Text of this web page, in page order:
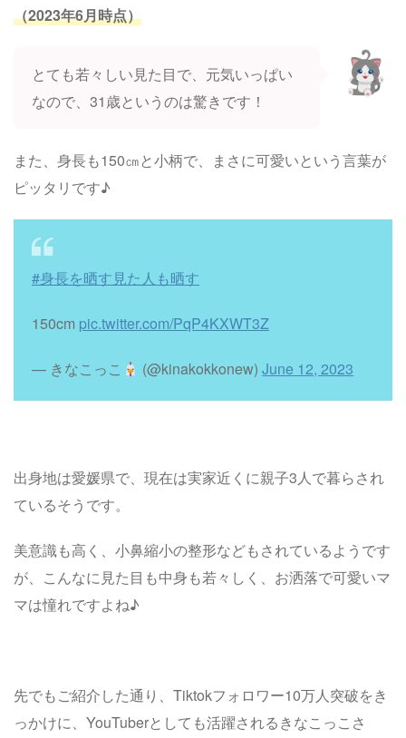
（2023年6月時点）
とても若々しい見た目で、元気いっぱい
なので、31歳というのは驚きです！
また、身長も150㎝と小柄で、まさに可愛いという言葉が
ピッタリです♪
#身長を晒す見た人も晒す
150cm pic.twitter.com/PqP4KXWT3Z
— きなこっこ (@kinakokkonew)June 12, 2023
出身地は愛媛県で、現在は実家近くに親子3人で暮らされ
ているそうです。
美意識も高く、小鼻縮小の整形などもされているようです
が、こんなに見た目も中身も若々しく、お洒落で可愛いマ
マは憧れですよね♪
先でもご紹介した通り、Tiktokフォロワー10万人突破をき
っかけに、YouTuberとしても活躍されるきなこっこさ